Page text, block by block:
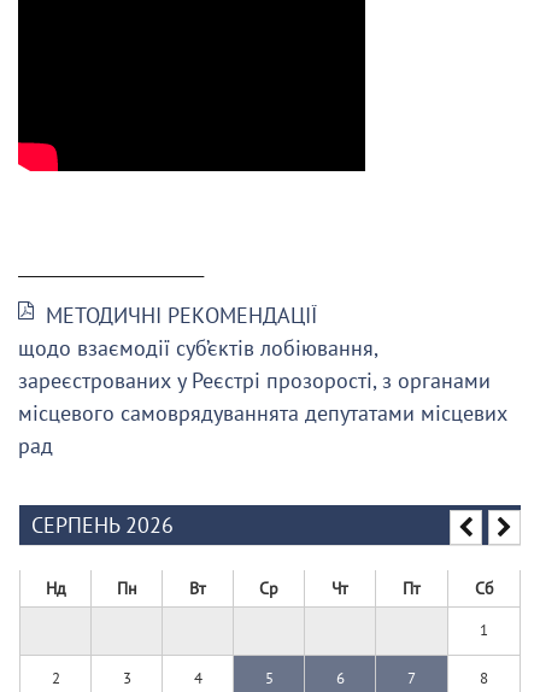
МЕТОДИЧНІ РЕКОМЕНДАЦІЇ
щодо взаємодії суб’єктів лобіювання,
зареєстрованих у Реєстрі прозорості, з органами
місцевого самоврядуваннята депутатами місцевих
рад
СЕРПЕНЬ 2026
Нд Пн Вт Ср Чт Пт Сб
1
2 3 4 5 6 7 8